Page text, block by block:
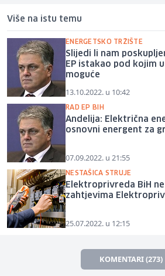
Više na istu temu
ENERGETSKO TRŽIŠTE
Slijedi li nam
EP istakao pod kojim
moguće
13.10.2022. u 10:42
RAD EP BIH
Andelija: Električna
osnovni energent za
07.09.2022. u 21:55
NESTAŠICA STRUJE
Elektroprivreda BiH
zahtjevima
25.07.2022. u 12:15
KOMENTARI (273)